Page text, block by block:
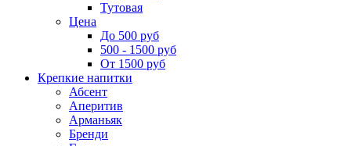
Тутовая
Цена
До 500 руб
500 - 1500 руб
От 1500 руб
Крепкие напитки
Абсент
Аперитив
Арманьяк
Бренди